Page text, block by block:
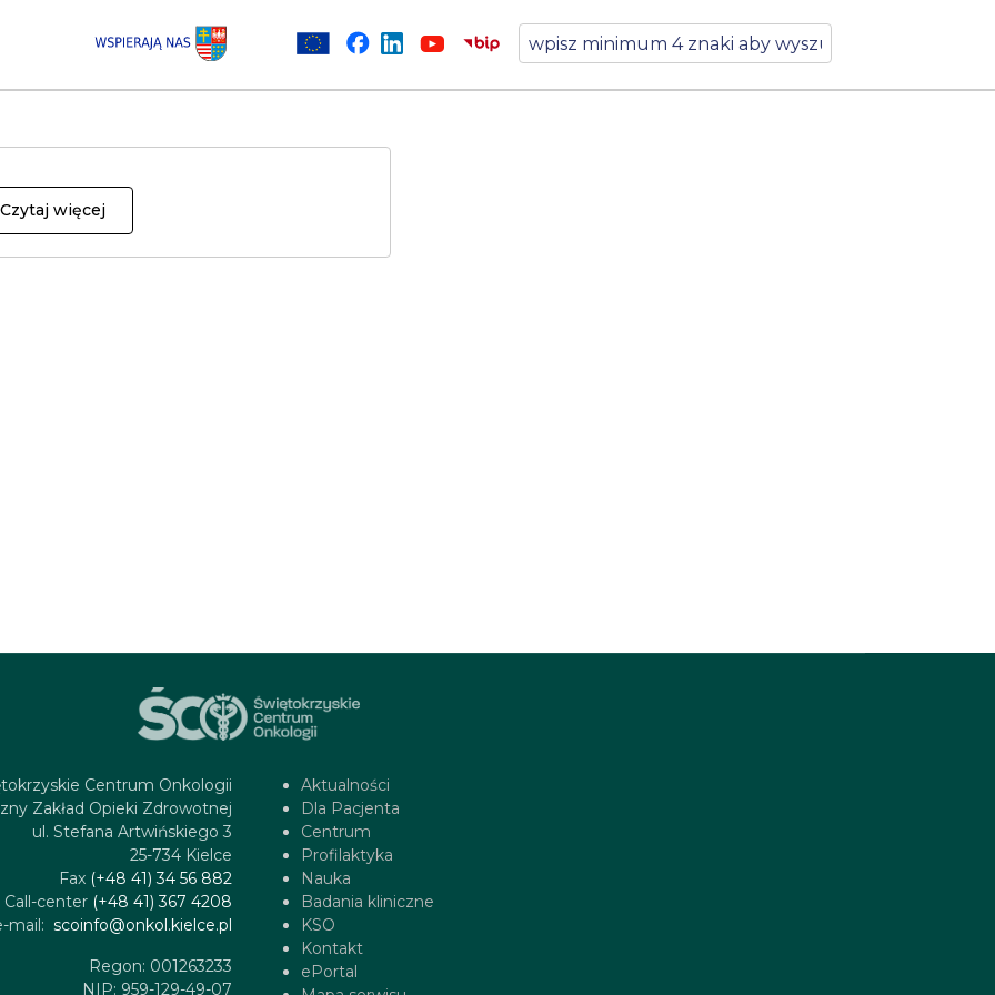
Czytaj więcej
Centrum Onkologii
Zakład Opieki Zdrowotnej
ul. Stefana Artwińskiego 3
25-734 Kielce
Fax (+48 41) 34 56 882
Call-center (+48 41) 367 4208
mail: scoinfo@onkol.kielce.pl
Regon: 001263233
NIP: 959-129-49-07
Aktualności
Dla Pacjenta
Centrum
Profilaktyka
Nauka
Badania kliniczne
KSO
Kontakt
ePortal